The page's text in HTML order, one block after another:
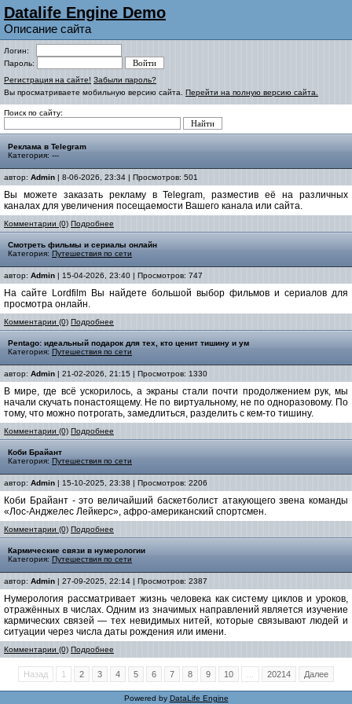
Datalife Engine Demo
Описание сайта
Логин:
Пароль:
Регистрация на сайте! Забыли пароль?
Вы просматриваете мобильную версию сайта. Перейти на полную версию сайта.
Поиск по сайту:
Реклама в Telegram
Категория: ---
автор: Admin | 8-06-2026, 23:34 | Просмотров: 501
Вы можете заказать рекламу в Telegram, разместив её на различных
каналах для увеличения посещаемости Вашего канала или сайта.
Комментарии (0) Подробнее
Смотреть фильмы и сериалы онлайн
Категория: Путешествия по сети
автор: Admin | 15-04-2026, 23:40 | Просмотров: 747
На сайте Lordfilm Вы найдете большой выбор фильмов и сериалов для
просмотра онлайн.
Комментарии (0) Подробнее
Pentago: идеальный подарок для тех, кто ценит тишину и ум
Категория: Путешествия по сети
автор: Admin | 21-02-2026, 21:15 | Просмотров: 1330
В мире, где всё ускорилось, а экраны стали почти продолжением рук, мы
начали скучать понастоящему. Не по виртуальному, не по одноразовому. По
тому, что можно потрогать, замедлиться, разделить с кем-то тишину.
Комментарии (0) Подробнее
Коби Брайант
Категория: Путешествия по сети
автор: Admin | 15-10-2025, 23:38 | Просмотров: 2206
Коби Брайант - это величайший баскетболист атакующего звена команды
«Лос-Анджелес Лейкерс», афро-американский спортсмен.
Комментарии (0) Подробнее
Кармические связи в нумерологии
Категория: Путешествия по сети
автор: Admin | 27-09-2025, 22:14 | Просмотров: 2387
Нумерология рассматривает жизнь человека как систему циклов и уроков,
отражённых в числах. Одним из значимых направлений является изучение
кармических связей — тех невидимых нитей, которые связывают людей и
ситуации через числа даты рождения или имени.
Комментарии (0) Подробнее
Назад 1 2 3 4 5 6 7 8 9 10 20214 Далее
Powered by DataLife Engine